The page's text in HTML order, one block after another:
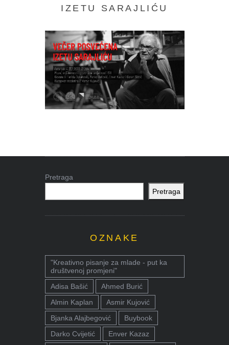
IZETU SARAJLIĆU
Pretraga
Pretraga
OZNAKE
"Kreativno pisanje za mlade - put ka
društvenoj promjeni"
Adisa Bašić
Ahmed Burić
Almin Kaplan
Asmir Kujović
Bjanka Alajbegović
Buybook
Darko Cvijetić
Enver Kazaz